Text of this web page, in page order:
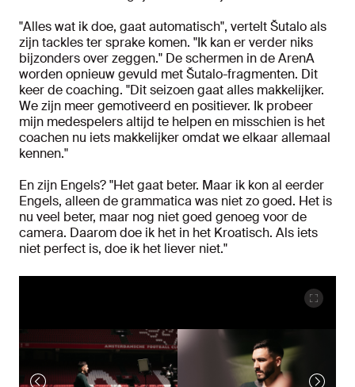
"Alles wat ik doe, gaat automatisch", vertelt Šutalo als
zijn tackles ter sprake komen. "Ik kan er verder niks
bijzonders over zeggen." De schermen in de ArenA
worden opnieuw gevuld met Šutalo-fragmenten. Dit
keer de coaching. "Dit seizoen gaat alles makkelijker.
We zijn meer gemotiveerd en positiever. Ik probeer
mijn medespelers altijd te helpen en misschien is het
coachen nu iets makkelijker omdat we elkaar allemaal
kennen."
En zijn Engels? "Het gaat beter. Maar ik kon al eerder
Engels, alleen de grammatica was niet zo goed. Het is
nu veel beter, maar nog niet goed genoeg voor de
camera. Daarom doe ik het in het Kroatisch. Als iets
niet perfect is, doe ik het liever niet."